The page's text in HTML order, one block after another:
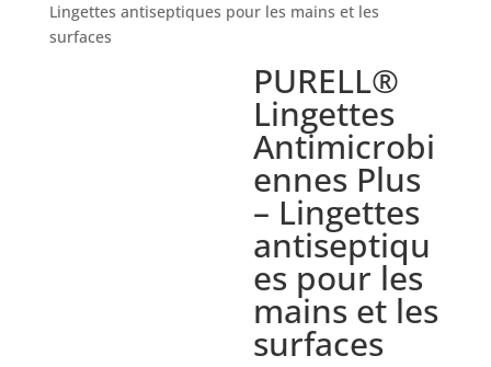
Lingettes antiseptiques pour les mains et les
surfaces
PURELL®
Lingettes
Antimicrobi
ennes Plus
– Lingettes
antiseptiqu
es pour les
mains et les
surfaces